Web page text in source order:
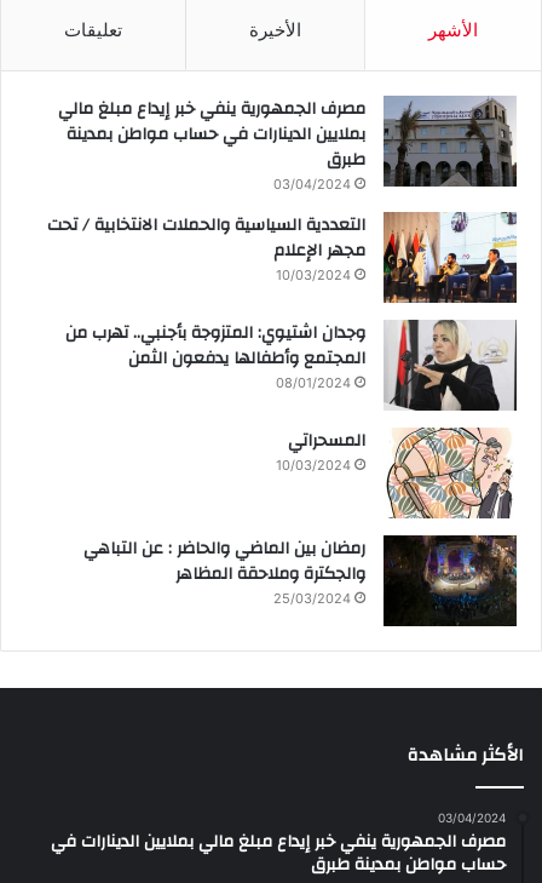
الأشهر الأخيرة تعليقات
مصرف الجمهورية ينفي خبر إيداع مبلغ مالي
بملايين الدينارات في حساب مواطن بمدينة
طبرق
03/04/2024
التعددية السياسية والحملات الانتخابية / تحت
مجهر الإعلام
10/03/2024
وجدان اشتيوي: المتزوجة بأجنبي.. تهرب من
المجتمع وأطفالها يدفعون الثمن
08/01/2024
المسحراتي
10/03/2024
رمضان بين الماضي والحاضر : عن التباهي
والجكترة وملاحقة المظاهر
25/03/2024
الأكثر مشاهدة
03/04/2024
مصرف الجمهورية ينفي خبر إيداع مبلغ مالي بملايين الدينارات في
حساب مواطن بمدينة طبرق